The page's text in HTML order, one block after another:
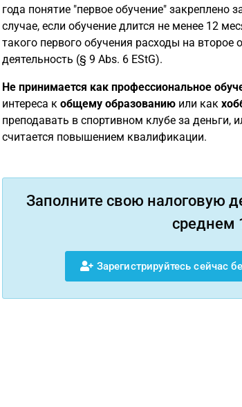
года понятие "первое обучение" закреплено
случае, если обучение длится не менее 12
такого первого обучения расходы на
деятельность (§ 9 Abs. 6 EStG).
Не принимается как профессиональное
интереса к общему образованиюили как
преподавать в спортивном клубе за деньги,
считается повышением квалификации.
Заполните свою налоговую
среднем
Зарегистрируйтесь сейчас